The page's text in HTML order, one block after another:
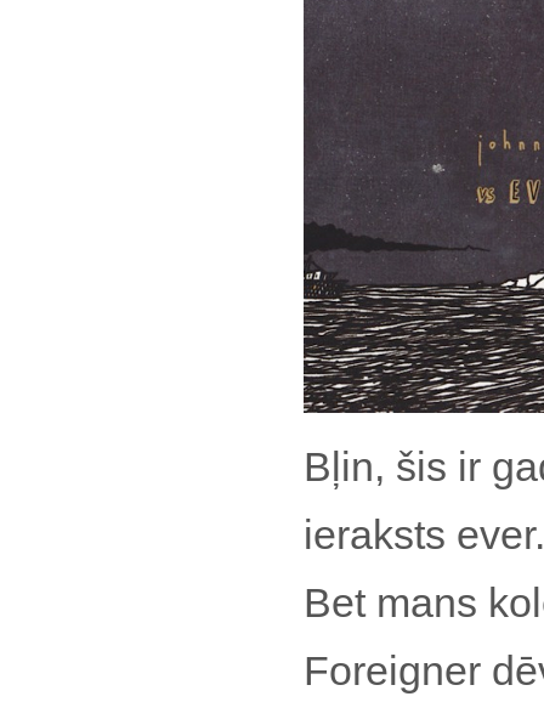
Bļin, šis ir
ieraksts
Bet mans
Foreigner